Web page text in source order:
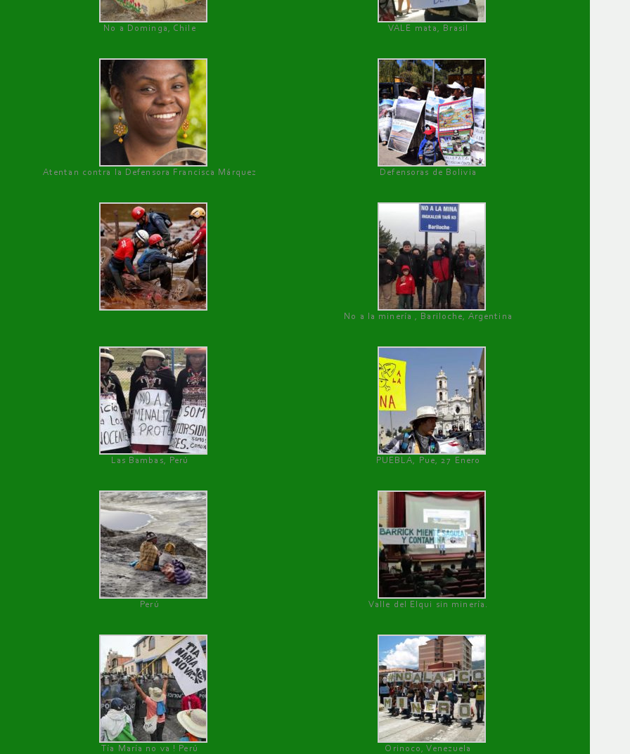
No a Dominga, Chile
VALE mata, Brasil
Atentan contra la Defensora Francisca Márquez Defensoras de Bolivia
No a la minería , Bariloche, Argentina
Las Bambas, Perú PUEBLA, Pue, 27 Enero
Perú Valle del Elqui sin minería.
Tía María no va ! Perú Orinoco, Venezuela